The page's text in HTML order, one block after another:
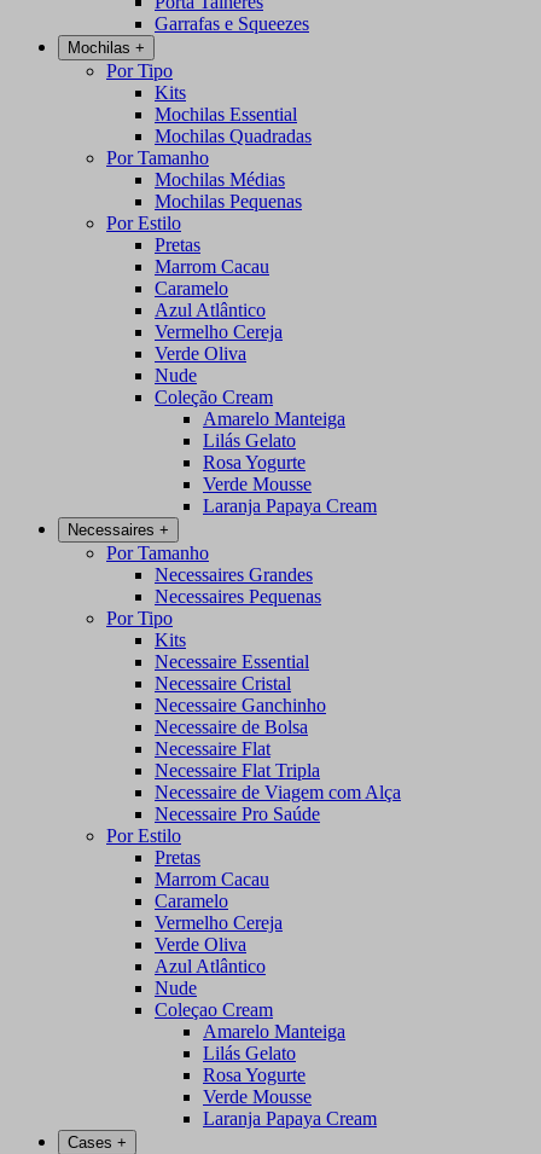
Garrafas e Squeezes
Mochilas +
Por Tipo
Kits
Mochilas Essential
Mochilas Quadradas
Por Tamanho
Mochilas Médias
Mochilas Pequenas
Por Estilo
Pretas
Marrom Cacau
Caramelo
Azul Atlântico
Vermelho Cereja
Verde Oliva
Nude
Coleção Cream
Amarelo Manteiga
Lilás Gelato
Rosa Yogurte
Verde Mousse
Laranja Papaya Cream
Necessaires +
Por Tamanho
Necessaires Grandes
Necessaires Pequenas
Por Tipo
Kits
Necessaire Essential
Necessaire Cristal
Necessaire Ganchinho
Necessaire de Bolsa
Necessaire Flat
Necessaire Flat Tripla
Necessaire de Viagem com Alça
Necessaire Pro Saúde
Por Estilo
Pretas
Marrom Cacau
Caramelo
Vermelho Cereja
Verde Oliva
Azul Atlântico
Nude
Coleçao Cream
Amarelo Manteiga
Lilás Gelato
Rosa Yogurte
Verde Mousse
Laranja Papaya Cream
Cases +